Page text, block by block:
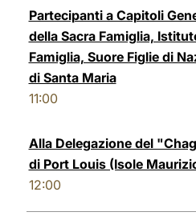
Partecipanti a Capitoli
della Sacra Famiglia,
Famiglia, Suore Figlie di
di Santa Maria
11:00
Alla Delegazione del
di Port Louis (Isole
12:00